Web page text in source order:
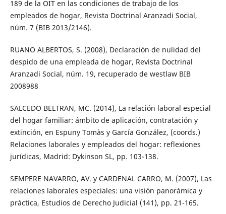
189 de la OIT en las condiciones de trabajo de los
empleados de hogar, Revista Doctrinal Aranzadi Social,
núm. 7 (BIB 2013/2146).
RUANO ALBERTOS, S. (2008), Declaración de nulidad del
despido de una empleada de hogar, Revista Doctrinal
Aranzadi Social, núm. 19, recuperado de westlaw BIB
2008988
SALCEDO BELTRAN, MC. (2014), La relación laboral especial
del hogar familiar: ámbito de aplicación, contratación y
extinción, en Espuny Tomàs y García González, (coords.)
Relaciones laborales y empleados del hogar: reflexiones
jurídicas, Madrid: Dykinson SL, pp. 103-138.
SEMPERE NAVARRO, AV. y CARDENAL CARRO, M. (2007), Las
relaciones laborales especiales: una visión panorámica y
práctica, Estudios de Derecho Judicial (141), pp. 21-165.